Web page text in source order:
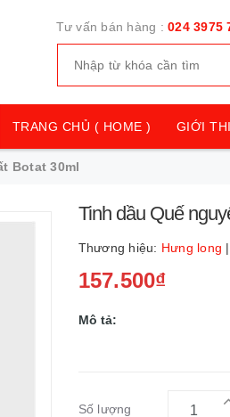
Tư vấn bán hàng : 024 3975
TRANG CHỦ ( HOME ) GIỚI
Botat 30ml
Tinh dầu Quế
Thương hiệu: Hưng long |
157.500₫
Mô tả:
Số lượng